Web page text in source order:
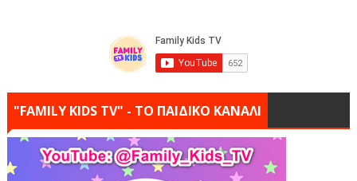
"FAMILY KIDS TV" - ΤΟ ΠΑΙΔΙΚΟ ΚΑΝΑΛΙ